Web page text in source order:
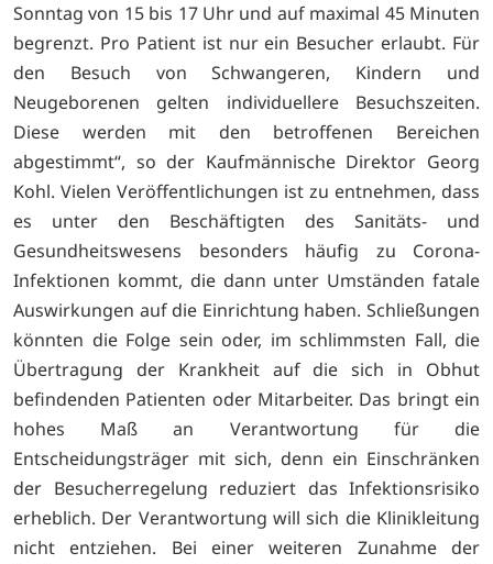
Sonntag von 15 bis 17 Uhr und auf maximal 45 Minuten
begrenzt. Pro Patient ist nur ein Besucher erlaubt. Für
den Besuch von Schwangeren, Kindern und
Neugeborenen gelten individuellere Besuchszeiten.
Diese werden mit den betroffenen Bereichen
abgestimmt“, so der Kaufmännische Direktor Georg
Kohl. Vielen Veröffentlichungen ist zu entnehmen, dass
es unter den Beschäftigten des Sanitäts- und
Gesundheitswesens besonders häufig zu Corona-
Infektionen kommt, die dann unter Umständen fatale
Auswirkungen auf die Einrichtung haben. Schließungen
könnten die Folge sein oder, im schlimmsten Fall, die
Übertragung der Krankheit auf die sich in Obhut
befindenden Patienten oder Mitarbeiter. Das bringt ein
hohes Maß an Verantwortung für die
Entscheidungsträger mit sich, denn ein Einschränken
der Besucherregelung reduziert das Infektionsrisiko
erheblich. Der Verantwortung will sich die Klinikleitung
nicht entziehen. Bei einer weiteren Zunahme der